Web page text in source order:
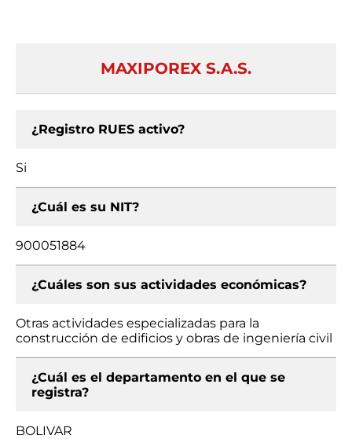
MAXIPOREX S.A.S.
¿Registro RUES activo?
Si
¿Cuál es su NIT?
900051884
¿Cuáles son sus actividades económicas?
Otras actividades especializadas para la
construcción de edificios y obras de ingeniería civil
¿Cuál es el departamento en el que se
registra?
BOLIVAR